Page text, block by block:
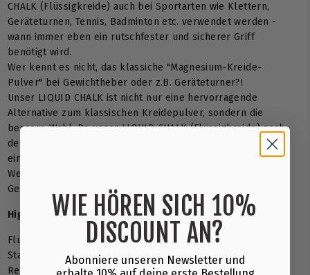
CHALK (Flüssigkreide) auch bei Sportarten wie Klettern,
Geräteturnen, Tennis, Badminton etc. verwendet werden -
wann immer eben ein rutschfester und sicherer Griff
benötigt wird.
Wer kennt es nicht, das klassiche "Magnesium-Kreide-
Pulver" bei Gewichtheber oder z.B. Geräteturner?!
Unser LIQUID CHALK ist nicht nur eine hervorragende
Alternative zum klassischen Kreidepulver, sondern die
bessere Wahl. Da unser LIQUID CHALK (Flüssigkreide) nach
dem Auftragen schnell und ohne sichtbare Rückstände
einzieht, hinterlässt man im Training oder
Wettkampf keinerlei Verschmutzung an den
Gerätschaften und an der Kleidung.
Highlights:
Flüssige Kreide auf Basis von Magnesiumkarbonat
Starker, fester und sicherer Halt
Reduziert auch zusätzlich die Schweißbildung an den
WIE HÖREN SICH 10%
DISCOUNT AN?
Abonniere unseren Newsletter und